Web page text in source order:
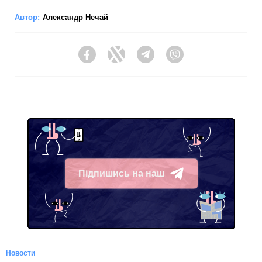
Автор: Александр Нечай
FacebookTwitter Telegram
Підпишись на наш
Telegram
Новости